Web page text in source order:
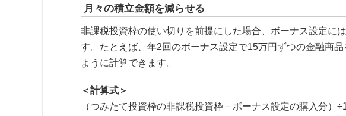
月々の積立金額を減らせる
非課税投資枠の使い切りを前提にした場合、ボーナス設定に
す。たとえば、年2回のボーナス設定で15万円ずつの金融商
ように計算できます。
＜計算式＞
（つみたて投資枠の非課税投資枠－ボーナス設定の購入分）